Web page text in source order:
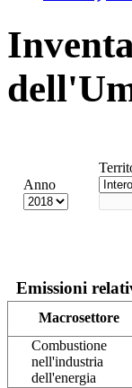
Anno
Emissioni
Macrosettore
Combustione
nell'industria
dell'energia